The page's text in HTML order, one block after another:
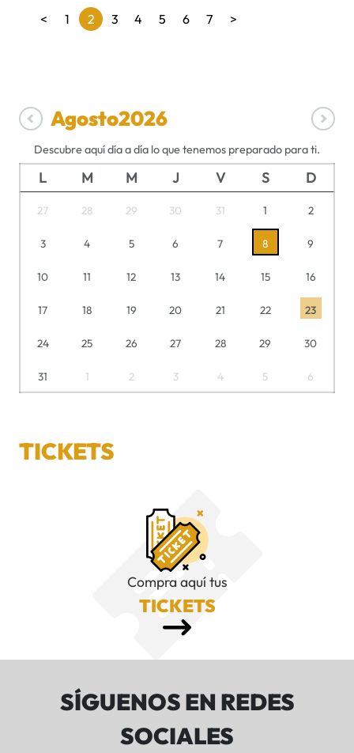
Paginación
< 1 2 3 4 5 6 7 >
Agosto2026
Descubre aquí día a día lo que tenemos preparado para ti.
L M M J V S D
27 28 29 30 31 1 2
3 4 5 6 7 8 9
10 11 12 13 14 15 16
17 18 19 20 21 22 23
24 25 26 27 28 29 30
31 1 2 3 4 5 6
TICKETS
Compra aquí tus
TICKETS
SÍGUENOS EN REDES
SOCIALES